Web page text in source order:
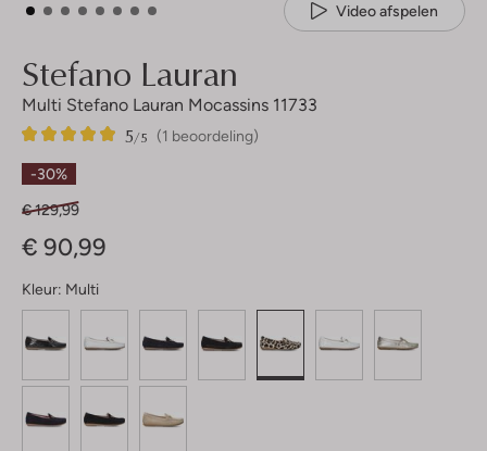
Video afspelen
Stefano Lauran
Multi Stefano Lauran Mocassins 11733
(1 beoordeling)
5/5
1
5
Sterren
-30%
€ 129,99
€ 90,99
Kleur: Multi